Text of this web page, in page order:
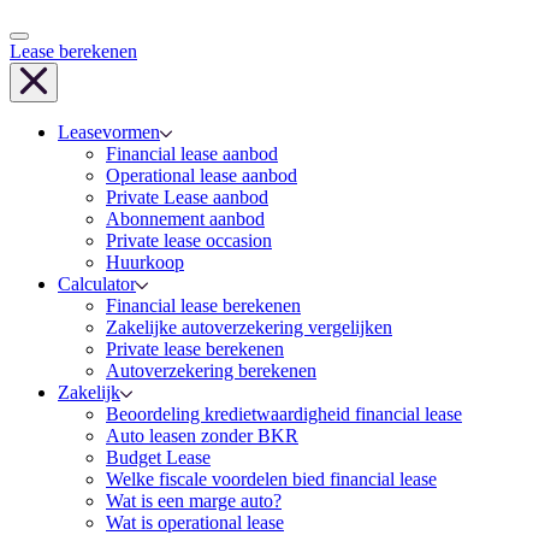
Lease berekenen
Leasevormen
Financial lease aanbod
Operational lease aanbod
Private Lease aanbod
Abonnement aanbod
Private lease occasion
Huurkoop
Calculator
Financial lease berekenen
Zakelijke autoverzekering vergelijken
Private lease berekenen
Autoverzekering berekenen
Zakelijk
Beoordeling kredietwaardigheid financial lease
Auto leasen zonder BKR
Budget Lease
Welke fiscale voordelen bied financial lease
Wat is een marge auto?
Wat is operational lease